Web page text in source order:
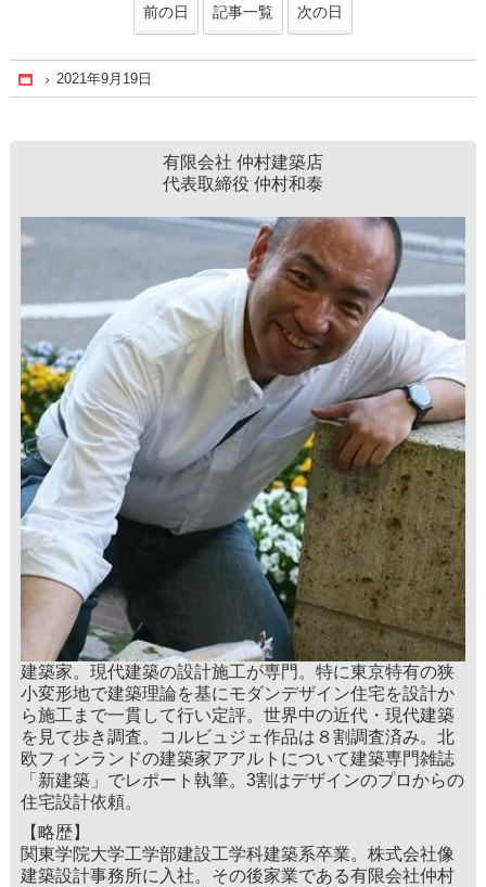
前の日 記事一覧 次の日
Home
2021年9月19日
有限会社 仲村建築店
代表取締役 仲村和泰
建築家。現代建築の設計施工が専門。特に東京特有の狭
小変形地で建築理論を基にモダンデザイン住宅を設計か
ら施工まで一貫して行い定評。世界中の近代・現代建築
を見て歩き調査。コルビュジェ作品は８割調査済み。北
欧フィンランドの建築家アアルトについて建築専門雑誌
「新建築」でレポート執筆。3割はデザインのプロからの
住宅設計依頼。
【略歴】
関東学院大学工学部建設工学科建築系卒業。株式会社像
建築設計事務所に入社。その後家業である有限会社仲村